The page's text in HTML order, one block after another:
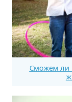
Сможем ли